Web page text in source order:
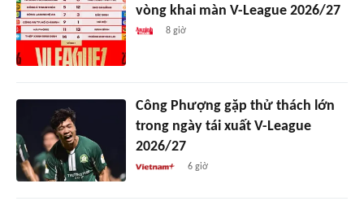
vòng khai màn V-League 2026/27
8 giờ
Công Phượng gặp thử thách lớn
trong ngày tái xuất V-League
2026/27
6 giờ